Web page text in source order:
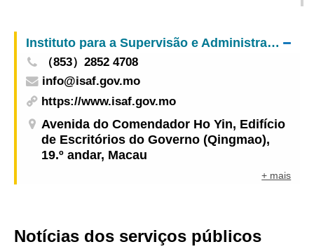
cooperação para aprofundar o papel de Macau
como plataforma sino-lusófona
Instituto para a Supervisão e Administração Farmacêutica
（853）2852 4708
info@isaf.gov.mo
https://www.isaf.gov.mo
Avenida do Comendador Ho Yin, Edifício
de Escritórios do Governo (Qingmao),
19.º andar, Macau
+ mais
Notícias dos serviços públicos